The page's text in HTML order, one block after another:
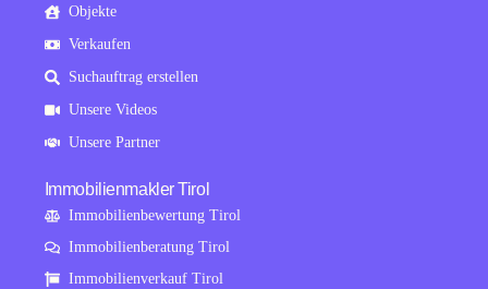
Objekte
Verkaufen
Suchauftrag erstellen
Unsere Videos
Unsere Partner
Immobilienmakler Tirol
Immobilienbewertung Tirol
Immobilienberatung Tirol
Immobilienverkauf Tirol